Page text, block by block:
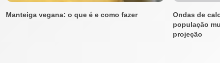
Manteiga vegana: o que é e como fazer
Ondas de
população
projeção